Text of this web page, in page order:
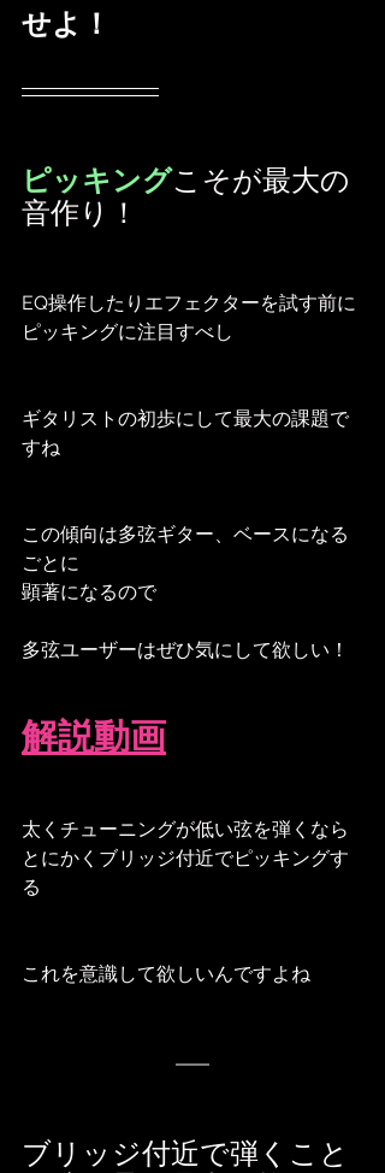
せよ！
ピッキングこそが最大の
音作り！
EQ操作したりエフェクターを試す前に
ピッキングに注目すべし
ギタリストの初歩にして最大の課題で
すね
この傾向は多弦ギター、ベースになる
ごとに
顕著になるので
多弦ユーザーはぜひ気にして欲しい！
解説動画
太くチューニングが低い弦を弾くなら
とにかくブリッジ付近でピッキングす
る
これを意識して欲しいんですよね
ブリッジ付近で弾くこと